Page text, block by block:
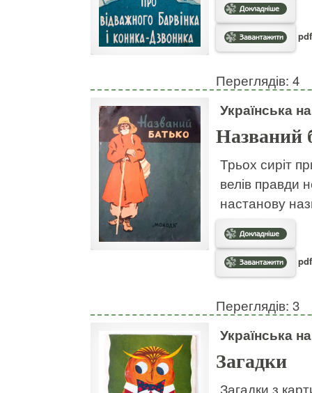
Переглядів: 4
Українська
Названий
Трьох сиріт
велів правди
настанову
Переглядів: 3
Українська
Загадки
Загадки з